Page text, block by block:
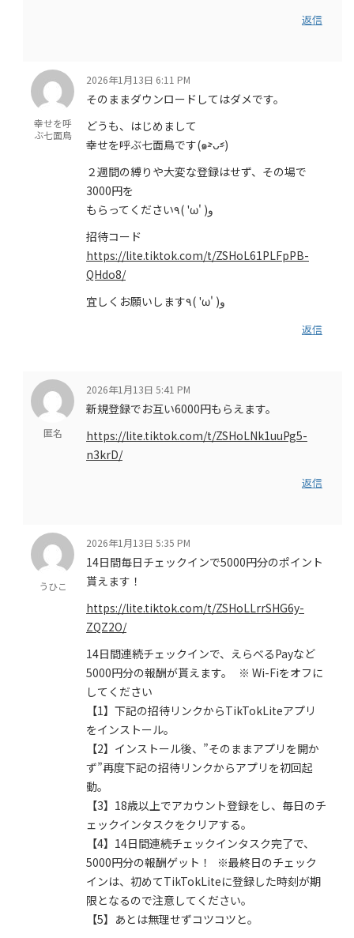
返信
幸せを呼
ぶ七面鳥
2026年1月13日 6:11 PM
そのままダウンロードしてはダメです。
どうも、はじめまして
幸せを呼ぶ七面鳥です(๑˃̵ᴗ˂̵)
２週間の縛りや大変な登録はせず、その場で
3000円を
もらってください٩( 'ω' )و
招待コード
https://lite.tiktok.com/t/ZSHoL61PLFpPB-
QHdo8/
宜しくお願いします٩( 'ω' )و
返信
匿名
2026年1月13日 5:41 PM
新規登録でお互い6000円もらえます。
https://lite.tiktok.com/t/ZSHoLNk1uuPg5-
n3krD/
返信
うひこ
2026年1月13日 5:35 PM
14日間毎日チェックインで5000円分のポイント
貰えます！
https://lite.tiktok.com/t/ZSHoLLrrSHG6y-
ZQZ2O/
14日間連続チェックインで、えらべるPayなど
5000円分の報酬が貰えます。 ※ Wi-Fiをオフに
してください
【1】下記の招待リンクからTikTokLiteアプリ
をインストール。
【2】インストール後、”そのままアプリを開か
ず”再度下記の招待リンクからアプリを初回起
動。
【3】18歳以上でアカウント登録をし、毎日のチ
ェックインタスクをクリアする。
【4】14日間連続チェックインタスク完了で、
5000円分の報酬ゲット！ ※最終日のチェック
インは、初めてTikTokLiteに登録した時刻が期
限となるので注意してください。
【5】あとは無理せずコツコツと。